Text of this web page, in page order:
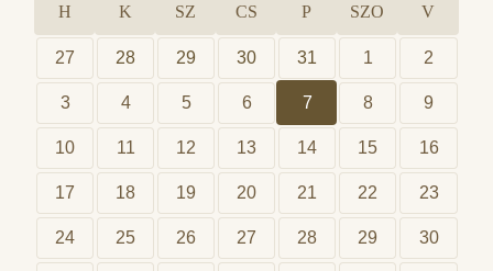
H K SZ CS P SZO V
27 28 29 30 31 1 2
3 4 5 6 7 8 9
10 11 12 13 14 15 16
17 18 19 20 21 22 23
24 25 26 27 28 29 30